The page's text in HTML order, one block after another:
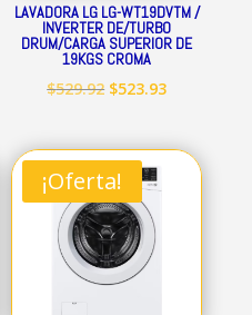
LAVADORA LG LG-WT19DVTM /
INVERTER DE/TURBO
DRUM/CARGA SUPERIOR DE
19KGS CROMA
$529.92 El
original
era:
$529.92.
$523.93El
actual
¡Oferta!